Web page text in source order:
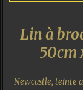
Lin à
50cm
Newcastle, teinte